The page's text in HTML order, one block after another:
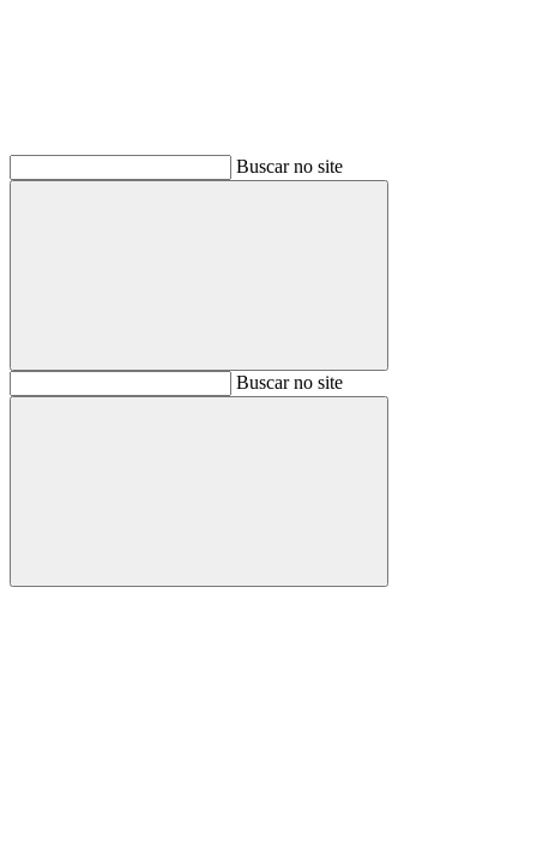
Buscar no site
BuscarBuscar no site
Buscar